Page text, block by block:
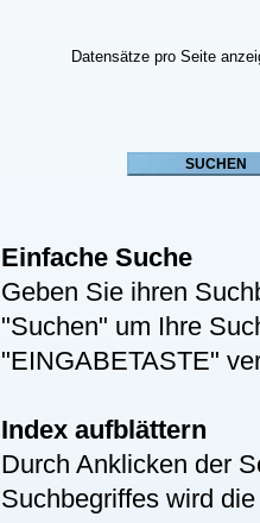
Datensätze pro Seite
Einfache Suche
Geben Sie ihren
"Suchen" um Ihre
"EINGABETASTE"
Index aufblättern
Durch Anklicken der
Suchbegriffes wird